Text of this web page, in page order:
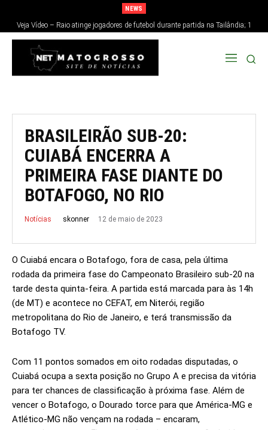
NEWS
Veja Vídeo – Raio atinge jogadores de futebol durante partida na Tailândia; 1
morre e 12 ficam feridos
BRASILEIRÃO SUB-20:
CUIABÁ ENCERRA A
PRIMEIRA FASE DIANTE DO
BOTAFOGO, NO RIO
Notícias skonner 12 de maio de 2023
O Cuiabá encara o Botafogo, fora de casa, pela última
rodada da primeira fase do Campeonato Brasileiro sub-20 na
tarde desta quinta-feira. A partida está marcada para às 14h
(de MT) e acontece no CEFAT, em Niterói, região
metropolitana do Rio de Janeiro, e terá transmissão da
Botafogo TV.
Com 11 pontos somados em oito rodadas disputadas, o
Cuiabá ocupa a sexta posição no Grupo A e precisa da vitória
para ter chances de classificação à próxima fase. Além de
vencer o Botafogo, o Dourado torce para que América-MG e
Atlético-MG não vençam na rodada – encaram,